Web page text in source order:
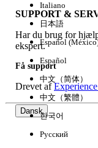
SUPPORT &
Har du brug for
ekspert.
Få support
Drevet af
Dansk
Italiano
日本語
Español
Español
中文（简体）
中文（繁體）
한국어
Русский